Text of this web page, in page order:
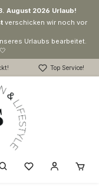
August 2026 Urlaub!
verschicken wir noch vor
Urlaubs bearbeitet.
Top Service!
Du hast 0